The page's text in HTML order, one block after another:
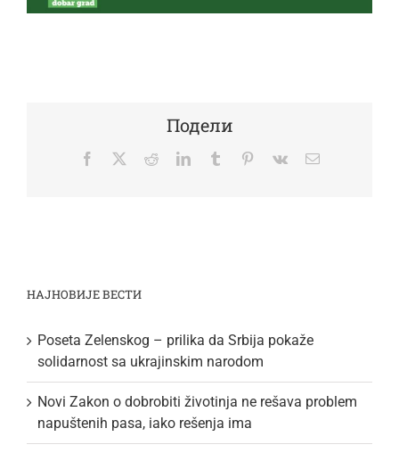
Подели
Facebook
TwitterRedditLinkedInTumblr Pinterest
Vk Email
НАЈНОВИЈЕ ВЕСТИ
Poseta Zelenskog – prilika da Srbija pokaže
solidarnost sa ukrajinskim narodom
Novi Zakon o dobrobiti životinja ne rešava problem
napuštenih pasa, iako rešenja ima